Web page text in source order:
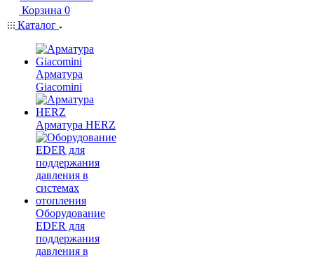
Корзина 0
Каталог
Арматура
Giacomini
Арматура HERZ
Оборудование
EDER для
поддержания
давления в